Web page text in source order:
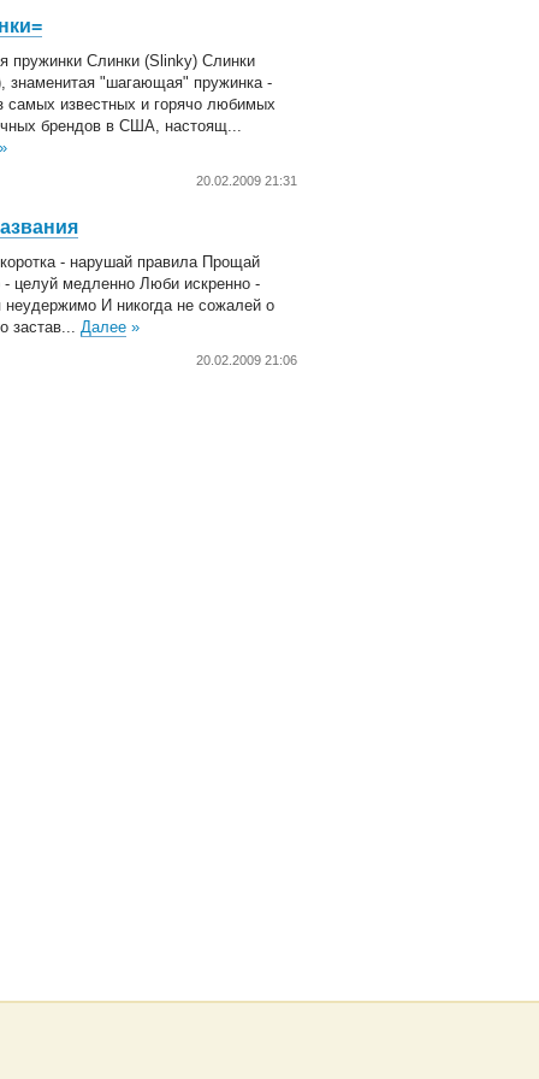
пружинки Слинки (Slinky) Слинки
знаменитая "шагающая" пружинка -
самых известных и горячо любимых
брендов в США, настоящ...
»
20.02.2009 21:31
- нарушай правила Прощай
- целуй медленно Люби искренно -
неудержимо И никогда не сожалей о
застав... Далее »
20.02.2009 21:06